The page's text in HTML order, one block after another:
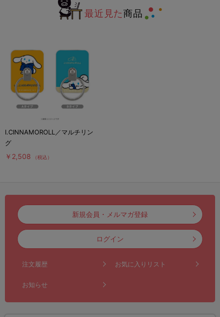
最近見た商品
I.CINNAMOROLL／マルチリン
グ
￥2,508 （税込）
新規会員・メルマガ登録
ログイン
注文履歴 お気に入りリスト
お知らせ